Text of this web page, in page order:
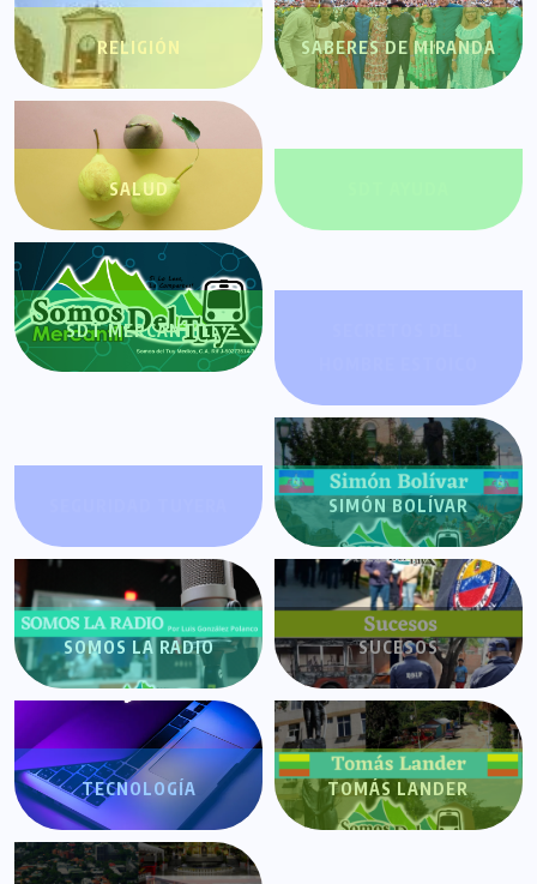
RELIGIÓN SABERES DE MIRANDA
SALUD
SDT MERCANTIL
SIMÓN BOLÍVAR
SOMOS LA RADIO SUCESOS
TECNOLOGÍA TOMÁS LANDER